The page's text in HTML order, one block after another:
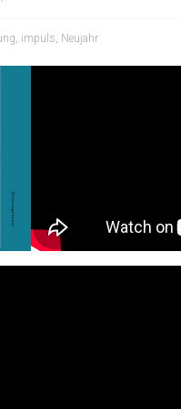
, impuls, Neujahr